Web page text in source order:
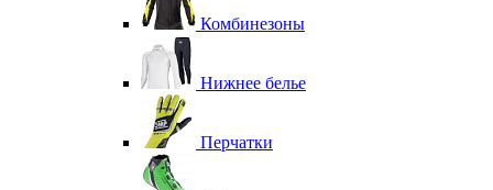
Комбинезоны
Нижнее белье
Перчатки